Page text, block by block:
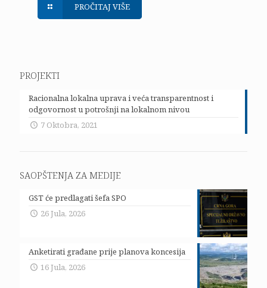
PROČITAJ VIŠE
PROJEKTI
Racionalna lokalna uprava i veća transparentnost i
odgovornost u potrošnji na lokalnom nivou
7 Oktobra, 2021
SAOPŠTENJA ZA MEDIJE
GST će predlagati šefa SPO
26 Jula, 2026
Anketirati građane prije planova koncesija
16 Jula, 2026